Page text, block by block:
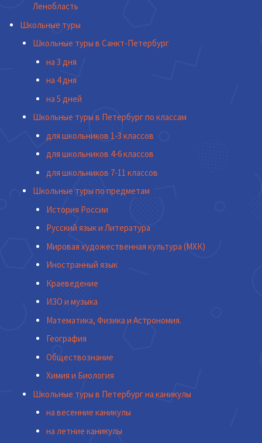
Ленобласть
Школьные туры
Школьные туры в Санкт-Петербург
на 3 дня
на 4 дня
на 5 дней
Школьные туры в Петербург по классам
для школьников 1-3 классов
для школьников 4-6 классов
для школьников 7-11 классов
Школьные туры по предметам
История России
Русский язык и Литература
Мировая художественная культура (МХК)
Иностранный язык
Краеведение
ИЗО и музыка
Математика, Физика и Астрономия.
География
Обществознание
Химия и Биология
Школьные туры в Петербург на каникулы
на весенние каникулы
на летние каникулы